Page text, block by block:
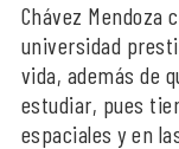
Chávez Mendoza
universidad
vida, además de
estudiar, pues
espaciales y en